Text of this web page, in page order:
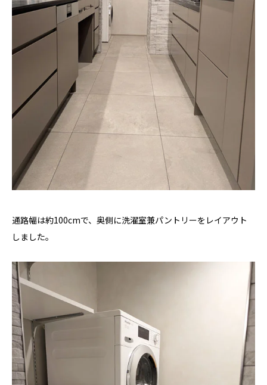
通路幅は約100cmで、奥側に洗濯室兼パントリーをレイアウト
しました。